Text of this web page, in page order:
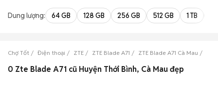
Dung lượng: 64 GB 128 GB 256 GB 512 GB 1 TB
Chợ Tốt Điện thoại ZTE ZTE Blade A71 ZTE Blade A71 Cà Mau
0 Zte Blade A71 cũ Huyện Thới Bình, Cà Mau đẹp